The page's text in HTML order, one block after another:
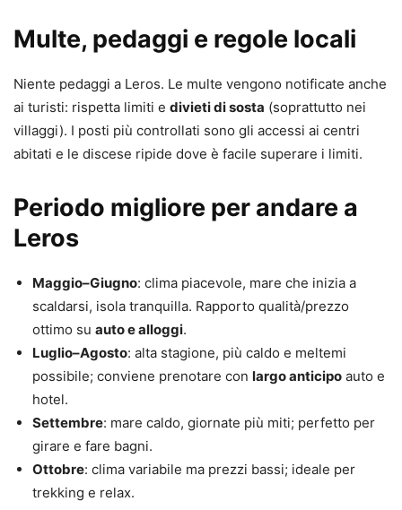
Multe, pedaggi e regole locali
Niente pedaggi a Leros. Le multe vengono notificate anche
ai turisti: rispetta limiti e divieti di sosta (soprattutto nei
villaggi). I posti più controllati sono gli accessi ai centri
abitati e le discese ripide dove è facile superare i limiti.
Periodo migliore per andare a
Leros
Maggio–Giugno: clima piacevole, mare che inizia a
scaldarsi, isola tranquilla. Rapporto qualità/prezzo
ottimo su auto e alloggi.
Luglio–Agosto: alta stagione, più caldo e meltemi
possibile; conviene prenotare con largo anticipo auto e
hotel.
Settembre: mare caldo, giornate più miti; perfetto per
girare e fare bagni.
Ottobre: clima variabile ma prezzi bassi; ideale per
trekking e relax.